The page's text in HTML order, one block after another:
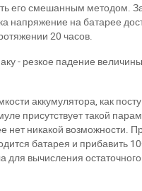
его смешанным методом.
напряжение на батарее
20 часов.
- резкое падение
аккумулятора, как
присутствует такой
нет никакой возможности.
батарея и прибавить
вычисления